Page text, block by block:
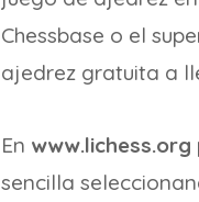
Chessbase o el
ajedrez gratuita a
En www.lichess.org
sencilla